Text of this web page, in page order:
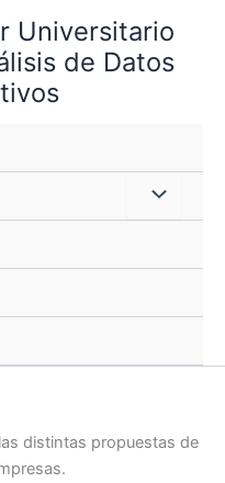
Universitario
de Datos
distintas propuestas de